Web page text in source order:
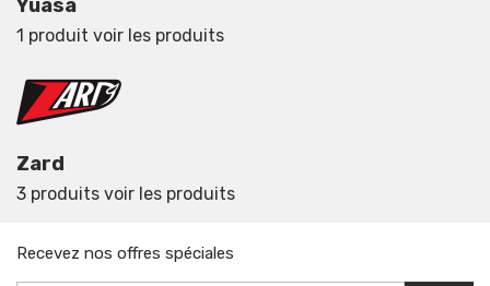
Yuasa
1 produit voir les produits
Zard
3 produits voir les produits
Recevez nos offres spéciales